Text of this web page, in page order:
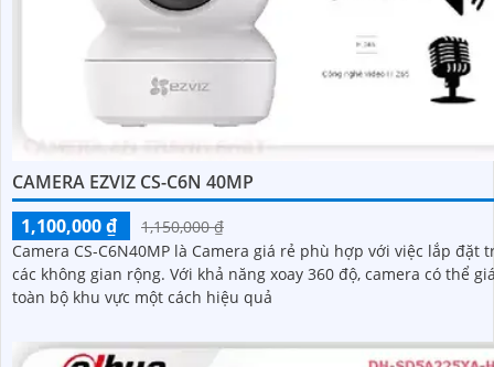
CAMERA EZVIZ CS-C6N 40MP
1,100,000 ₫
1,150,000 ₫
Camera CS-C6N40MP là Camera giá rẻ phù hợp với việc lắp đặt
các không gian rộng. Với khả năng xoay 360 độ, camera có thể giám sát
toàn bộ khu vực một cách hiệu quả